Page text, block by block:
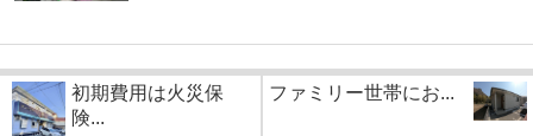
初期費用は火災保
険...
ファミリー世帯にお...